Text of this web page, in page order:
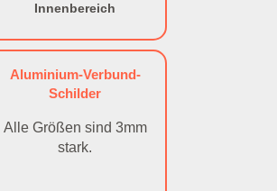
Innenbereich
Aluminium-Verbund-
Schilder
Alle Größen sind 3mm
stark.